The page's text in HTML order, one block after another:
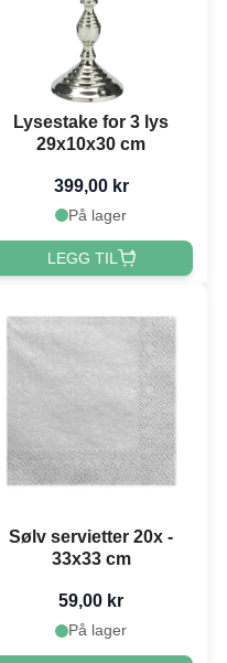
Lysestake for 3 lys
29x10x30 cm
399,00 kr
På lager
LEGG TIL
Sølv servietter 20x -
33x33 cm
59,00 kr
På lager